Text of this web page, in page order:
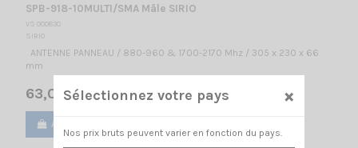
SPB-918-10MULTI/SMA Mâle SIRIO
VS 000830
SIRIO
ANTENNE PANNEAU / 880-960 & 1700-2170 Mhz / 305 x 230 x 66
mm
63,00 €
Ajouter au panier
Sélectionnez votre pays ×
Nos prix bruts peuvent varier en fonction du pays.